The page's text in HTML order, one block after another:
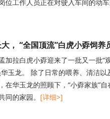
工作人员正在对驶入车间的动车
， “全国顶流”白虎小孬饲养
拉白虎小孬迎来了一批又一批“
玉龙。 除了日常的喂养、清洁
在华玉龙的照顾下，“小孬家族”
的家园。 [详细>]